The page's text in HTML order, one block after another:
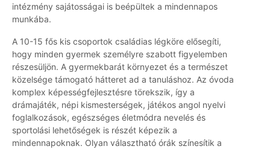
intézmény sajátosságai is beépültek a mindennapos
munkába.
A 10-15 fős kis csoportok családias légköre elősegíti,
hogy minden gyermek személyre szabott figyelemben
részesüljön. A gyermekbarát környezet és a természet
közelsége támogató hátteret ad a tanuláshoz. Az óvoda
komplex képességfejlesztésre törekszik, így a
drámajáték, népi kismesterségek, játékos angol nyelvi
foglalkozások, egészséges életmódra nevelés és
sportolási lehetőségek is részét képezik a
mindennapoknak. Olyan választható órák színesítik a